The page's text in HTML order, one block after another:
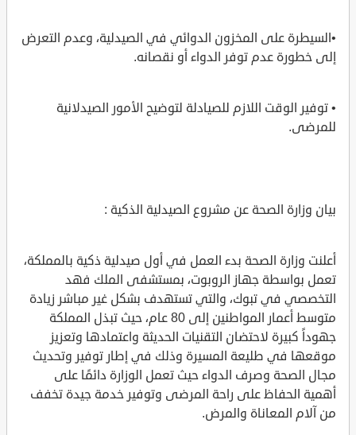
•السيطرة على المخزون الدوائي في الصيدلية، وعدم التعرض
إلى خطورة عدم توفر الدواء أو نقصانه.
• توفير الوقت اللازم للصيادلة لتوضيح الأمور الصيدلانية
للمرضى.
بيان وزارة الصحة عن مشروع الصيدلية الذكية :
أعلنت وزارة الصحة بدء العمل في أول صيدلية ذكية بالمملكة،
تعمل بواسطة جهاز الروبوت، بمستشفى الملك فهد
التخصصي في تبوك، والتي تستهدف بشكل غير مباشر زيادة
متوسط أعمار المواطنين إلى 80 عام، حيث تبذل المملكة
جهوداً كبيرة لاحتضان التقنيات الحديثة واعتمادها وتعزيز
موقعها في طليعة المسيرة وذلك في إطار توفير وتحديث
مجال الصحة وصرف الدواء حيث تعمل الوزارة دائمًا على
أهمية الحفاظ على راحة المرضى وتوفير خدمة جيدة تخفف
من آلام المعاناة والمرض.